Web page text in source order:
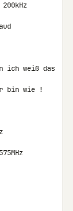
ich weiß das
bin wie !